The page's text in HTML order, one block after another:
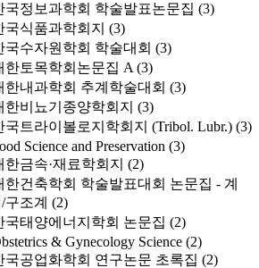
국정보과학회 학술발표논문집 (3)
국식품과학회지 (3)
국수자원학회 학술대회 (3)
한토목학회논문집 A (3)
한내과학회 추계학술대회 (3)
한비뇨기종양학회지 (3)
국트라이볼로지학회지 (Tribol. Lubr.) (3)
Science and Preservation (3)
한금속·재료학회지 (2)
한건축학회 학술발표대회 논문집 - 계
구조계 (2)
국태양에너지학회 논문집 (2)
& Gynecology Science (2)
국공업화학회 연구논문 초록집 (2)